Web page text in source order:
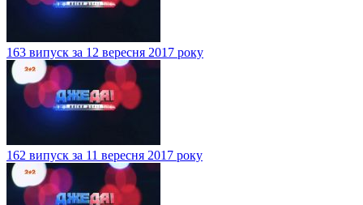
163 випуск за 12 вересня 2017 року
162 випуск за 11 вересня 2017 року